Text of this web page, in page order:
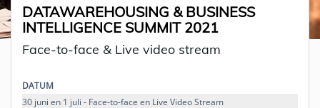
DATAWAREHOUSING & BUSINESS
INTELLIGENCE SUMMIT 2021
Face-to-face & Live video stream
DATUM
30 juni en 1 juli - Face-to-face en Live Video Stream